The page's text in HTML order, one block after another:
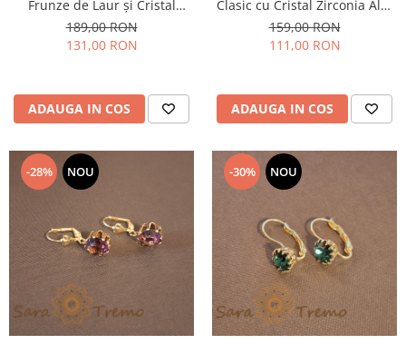
Frunze de Laur și Cristal
Zirconia - 7 cm
189,00 RON
131,00 RON
ADAUGA IN COS
Clasic cu Cristal Zirconia Alb-
Crem Fațetat Mare
159,00 RON
111,00 RON
ADAUGA IN COS
-28% NOU -30% NOU